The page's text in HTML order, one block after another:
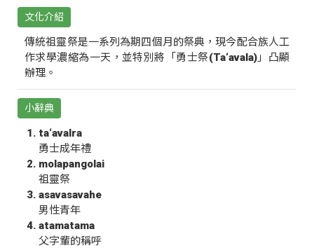
文化介紹
傳統祖靈祭是一系列為期四個月的祭典，現今配合族人工
作求學濃縮為一天，並特別將「勇士祭(Ta‘avala)」凸顯
辦理。
小辭典
ta‘avalra
勇士成年禮
molapangolai
祖靈祭
asavasavahe
男性青年
atamatama
父字輩的稱呼